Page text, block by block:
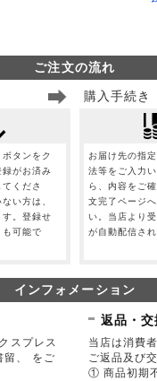
ご注文の流れ
ボタンをク
録がお済み
くださ
い方は、
。登録せ
も可能で
購入手続き
お届け先の指
法等をご入力
ら、内容をご
文完了ページ
い。当店より
が自動配信され
インフォメーション
スプレス
留、 をご
返品・
当店は消費
ご返品及び
① 商品初期